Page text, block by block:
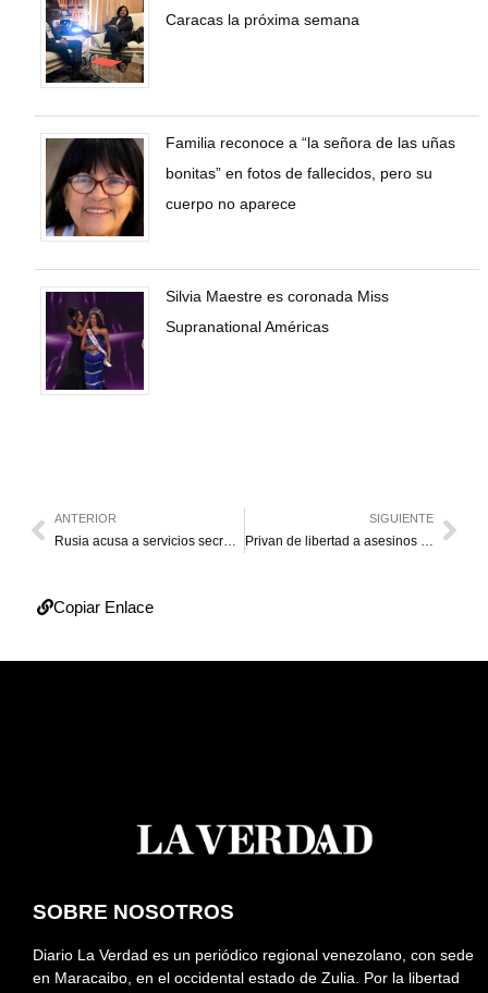
Caracas la próxima semana
Familia reconoce a “la señora de las uñas
bonitas” en fotos de fallecidos, pero su
cuerpo no aparece
Silvia Maestre es coronada Miss
Supranational Américas
ANTERIOR
Rusia acusa a servicios secretos ucranianos del atentado contra Dúguina
SIGUIENTE
Privan de libertad a asesinos de niña de cinco años en Sur del Lago
Copiar Enlace
SOBRE NOSOTROS
Diario La Verdad es un periódico regional venezolano, con sede
en Maracaibo, en el occidental estado de Zulia. Por la libertad